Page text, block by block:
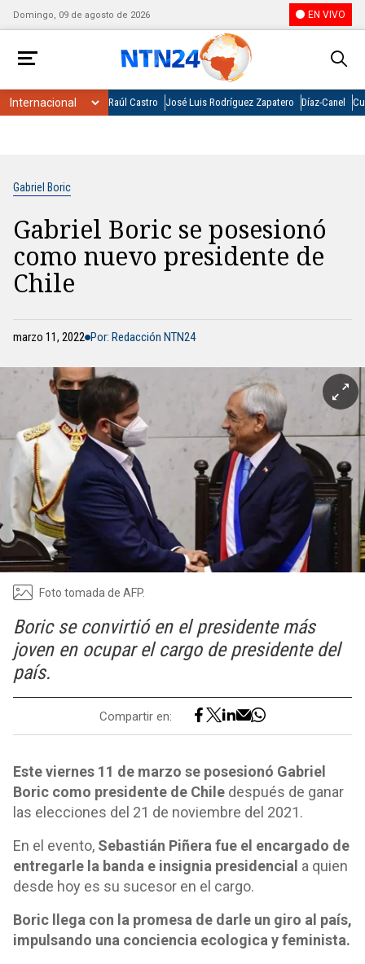
Domingo, 09 de agosto de 2026 EN VIVO
Raúl Castro José Luis Rodríguez Zapatero Díaz-Canel
Gabriel Boric
Gabriel Boric se posesionó
como nuevo presidente de
Chile
marzo 11, 2022 Por: Redacción NTN24
Foto tomada de AFP.
Boric se convirtió en el presidente más
joven en ocupar el cargo de presidente del
país.
Compartir en:
Este viernes 11 de marzo se posesionó Gabriel
Boric como presidente de Chile después de ganar
las elecciones del 21 de noviembre del 2021.
En el evento, Sebastián Piñera fue el encargado de
entregarle la banda e insignia presidencial a quien
desde hoy es su sucesor en el cargo.
Boric llega con la promesa de darle un giro al país,
impulsando una conciencia ecologica y feminista.